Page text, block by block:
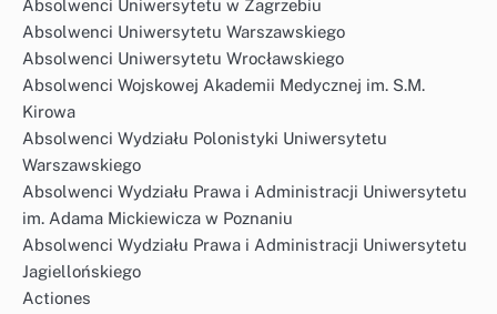
Absolwenci Uniwersytetu w Zagrzebiu
Absolwenci Uniwersytetu Warszawskiego
Absolwenci Uniwersytetu Wrocławskiego
Absolwenci Wojskowej Akademii Medycznej im. S.M.
Kirowa
Absolwenci Wydziału Polonistyki Uniwersytetu
Warszawskiego
Absolwenci Wydziału Prawa i Administracji Uniwersytetu
im. Adama Mickiewicza w Poznaniu
Absolwenci Wydziału Prawa i Administracji Uniwersytetu
Jagiellońskiego
Actiones